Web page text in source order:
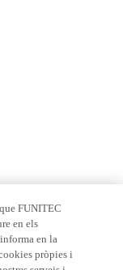
FUNITEC
en els
en la
pròpies i